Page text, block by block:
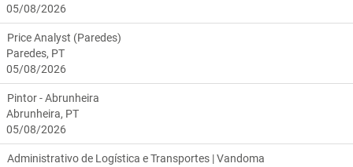
05/08/2026
Price Analyst (Paredes)
Paredes, PT
05/08/2026
Pintor - Abrunheira
Abrunheira, PT
05/08/2026
Administrativo de Logística e Transportes | Vandoma